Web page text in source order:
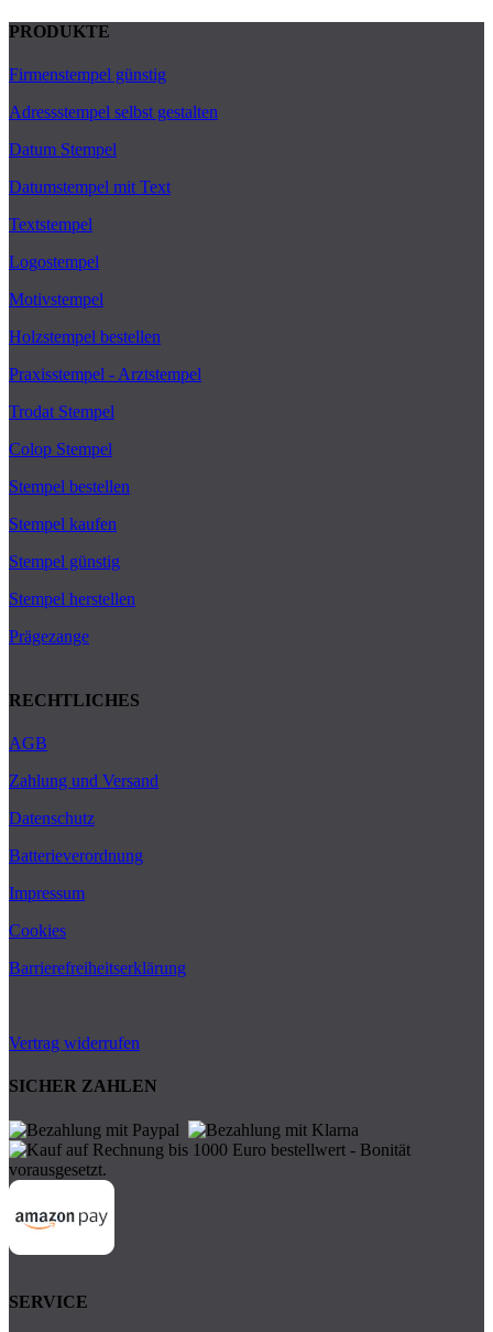
PRODUKTE
Firmenstempel günstig
Adressstempel selbst gestalten
Datum Stempel
Datumstempel mit Text
Textstempel
Logostempel
Motivstempel
Holzstempel bestellen
Praxisstempel - Arztstempel
Trodat Stempel
Colop Stempel
Stempel bestellen
Stempel kaufen
Stempel günstig
Stempel herstellen
Prägezange
RECHTLICHES
AGB
Zahlung und Versand
Datenschutz
Batterieverordnung
Impressum
Cookies
Barrierefreiheitserklärung
Vertrag widerrufen
SICHER ZAHLEN
SERVICE